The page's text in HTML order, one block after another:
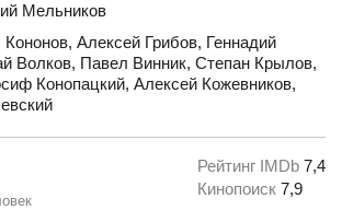
Мельников
Алексей Грибов, Геннадий
Волков, Павел Винник, Степан Крылов,
Конопацкий, Алексей Кожевников,
Рейтинг IMDb 7,4
Кинопоиск 7,9